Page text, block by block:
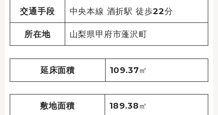
交通手段 中央本線 酒折駅 徒歩22分
所在地 山梨県甲府市蓬沢町
延床面積 109.37㎡
敷地面積 189.38㎡